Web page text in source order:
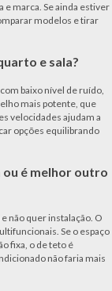
marca. Se ainda estiver
modelos e tirar
e sala?
baixo nível de ruído,
mais potente, que
velocidades ajudam a
opções equilibrando
é melhor outro
não quer instalação. O
Se o espaço
fixa, o de teto é
não faria mais